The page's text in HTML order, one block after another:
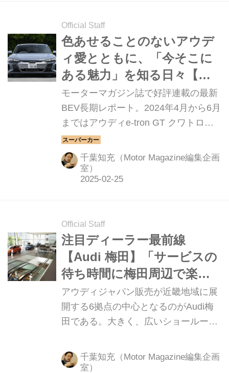
Official Staff
色あせることのないアウデ
ィ愛とともに、「今そこに
ある魅力」を知る日々【長
期テスト アウディe-tron
GT クワトロ編①】
モーターマガジン誌で好評連載の最新
BEV長期レポート。2024年4月から6月
まではアウディe-tron GT クワトロを
テストした。全3回に渡ってお届けす
る。
千葉知充（Motor Magazine編集企画
室）
Official Staff
注目ディーラー最前線
【Audi 梅田】「サービスの
待ち時間に梅田周辺で楽し
めるのも、この立地のメリ
ットです」
アウディジャパン販売が近畿地域に展
開する6拠点の中心となるのがAudi梅
田である。大きく、広いショールーム
いうテーマで作られている。今回はこ
この谷口店長と網セールス担当リーダ
千葉知充（Motor Magazine編集企画
室）